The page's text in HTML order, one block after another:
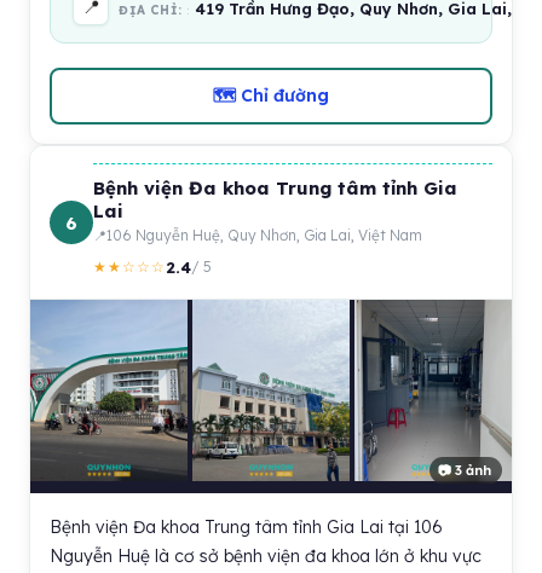
📍 ĐỊA CHỈ: 419 Trần Hưng Đạo, Quy Nhơn, Gia Lai,
🗺 Chỉ đường
6
Bệnh viện Đa khoa Trung tâm tỉnh Gia
Lai
106 Nguyễn Huệ, Quy Nhơn, Gia Lai, Việt Nam
★★☆☆☆ 2.4/ 5
📷 3 ảnh
Bệnh viện Đa khoa Trung tâm tỉnh Gia Lai tại 106
Nguyễn Huệ là cơ sở bệnh viện đa khoa lớn ở khu vực